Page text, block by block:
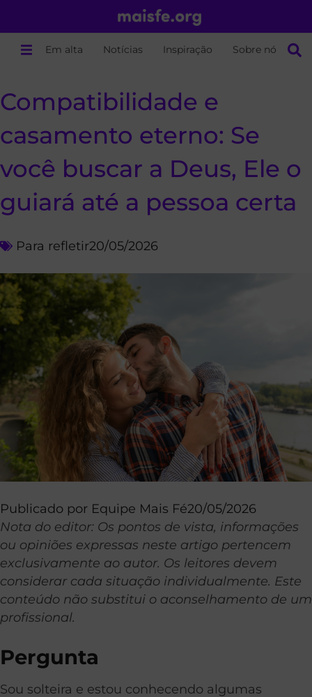
Em alta Notícias Inspiração Sobre nós
Compatibilidade e
casamento eterno: Se
você buscar a Deus, Ele o
guiará até a pessoa certa
Para refletir20/05/2026
Publicado por Equipe Mais Fé20/05/2026
Nota do editor: Os pontos de vista, informações
ou opiniões expressas neste artigo pertencem
exclusivamente ao autor. Os leitores devem
considerar cada situação individualmente. Este
conteúdo não substitui o aconselhamento de um
profissional.
Pergunta
Sou solteira e estou conhecendo algumas